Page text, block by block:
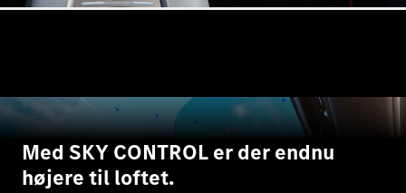
Stationcar
Med SKY CONTROL er der endnu
højere til loftet.